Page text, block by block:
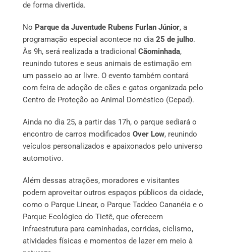
de forma divertida.
No Parque da Juventude Rubens Furlan Júnior, a
programação especial acontece no dia 25 de julho.
Às 9h, será realizada a tradicional Cãominhada,
reunindo tutores e seus animais de estimação em
um passeio ao ar livre. O evento também contará
com feira de adoção de cães e gatos organizada pelo
Centro de Proteção ao Animal Doméstico (Cepad).
Ainda no dia 25, a partir das 17h, o parque sediará o
encontro de carros modificados Over Low, reunindo
veículos personalizados e apaixonados pelo universo
automotivo.
Além dessas atrações, moradores e visitantes
podem aproveitar outros espaços públicos da cidade,
como o Parque Linear, o Parque Taddeo Cananéia e o
Parque Ecológico do Tietê, que oferecem
infraestrutura para caminhadas, corridas, ciclismo,
atividades físicas e momentos de lazer em meio à